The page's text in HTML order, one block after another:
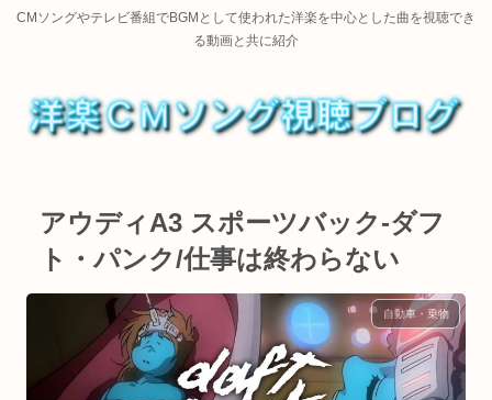
CMソングやテレビ番組でBGMとして使われた洋楽を中心とした曲を視聴でき
る動画と共に紹介
アウディA3 スポーツバック-ダフ
ト・パンク/仕事は終わらない
自動車・乗物